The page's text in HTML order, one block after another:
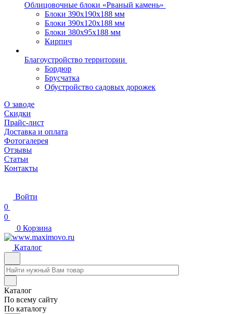
Облицовочные блоки «Рваный камень»
Блоки 390х190х188 мм
Блоки 390х120х188 мм
Блоки 380х95х188 мм
Кирпич
Благоустройство территории
Бордюр
Брусчатка
Обустройство садовых дорожек
О заводе
Скидки
Прайс-лист
Доставка и оплата
Фотогалерея
Отзывы
Статьи
Контакты
Войти
0
0
0 Корзина
Каталог
Каталог
По всему сайту
По каталогу